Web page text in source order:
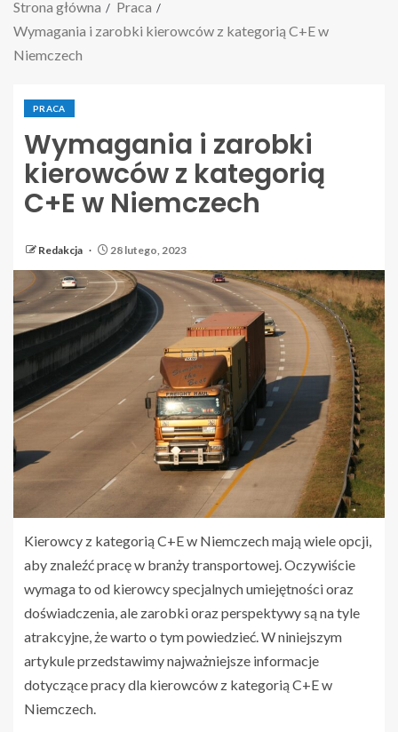
Strona główna
Praca
Wymagania i zarobki kierowców z kategorią C+E w
Niemczech
PRACA
Wymagania i zarobki
kierowców z kategorią
C+E w Niemczech
Redakcja 28 lutego, 2023
Kierowcy z kategorią C+E w Niemczech mają wiele opcji,
aby znaleźć pracę w branży transportowej. Oczywiście
wymaga to od kierowcy specjalnych umiejętności oraz
doświadczenia, ale zarobki oraz perspektywy są na tyle
atrakcyjne, że warto o tym powiedzieć. W niniejszym
artykule przedstawimy najważniejsze informacje
dotyczące pracy dla kierowców z kategorią C+E w
Niemczech.